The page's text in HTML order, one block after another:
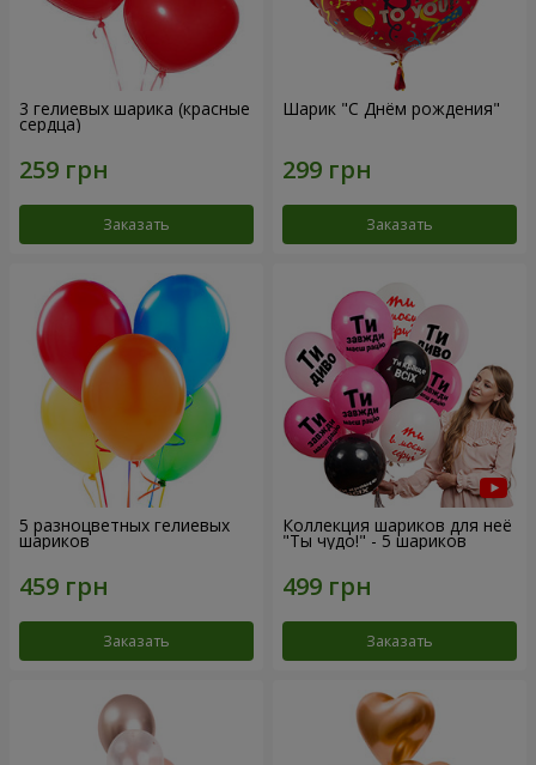
3 гелиевых шарика (красные
сердца)
Заказать
Шарик "С Днём рождения"
Заказать
5 разноцветных гелиевых
шариков
Заказать
Коллекция шариков для неё
"Ты чудо!" - 5 шариков
Заказать